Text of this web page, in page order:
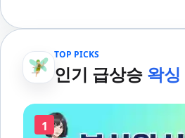
TOP PICKS
인기 급상승 왁싱
1